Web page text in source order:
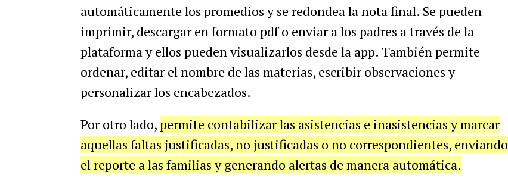
automáticamente los promedios y se redondea la nota final. Se pueden
imprimir, descargar en formato pdf o enviar a los padres a través de la
plataforma y ellos pueden visualizarlos desde la app. También permite
ordenar, editar el nombre de las materias, escribir observaciones y
personalizar los encabezados.
Por otro lado,permite contabilizar las asistencias e inasistencias y marcar
aquellas faltas justificadas, no justificadas o no correspondientes, enviando
el reporte a las familias y generando alertas de manera automática.